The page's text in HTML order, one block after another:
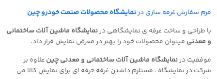
فرم سفارش غرفه سازی درنمایشگاه محصولات صنعت خودرو چین
با طراحی و ساخت غرفه ی نمایشگاهی درنمایشگاه ماشین آلات ساختمانی
و معدنی میتوان محصولات خود را بهتر در معرض نمایش قرار داد.
موفقیت درنمایشگاه ماشین آلات ساختمانی و معدنی چینعلاوه بر
شرکت در نمایشگاه ، مستلزم داشتن غرفه حرفه ای برای نمایش کالا می